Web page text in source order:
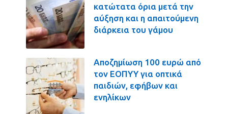
κατώτατα όρια μετά την
αύξηση και η απαιτούμενη
διάρκεια του γάμου
Αποζημίωση 100 ευρώ από
τον ΕΟΠΥΥ για οπτικά
παιδιών, εφήβων και
ενηλίκων